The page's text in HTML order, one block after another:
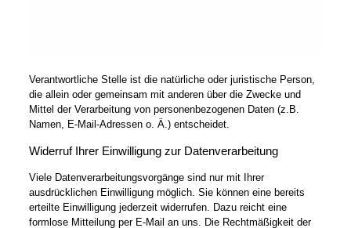
Verantwortliche Stelle ist die natürliche oder juristische Person,
die allein oder gemeinsam mit anderen über die Zwecke und
Mittel der Verarbeitung von personenbezogenen Daten (z.B.
Namen, E-Mail-Adressen o. Ä.) entscheidet.
Widerruf Ihrer Einwilligung zur Datenverarbeitung
Viele Datenverarbeitungsvorgänge sind nur mit Ihrer
ausdrücklichen Einwilligung möglich. Sie können eine bereits
erteilte Einwilligung jederzeit widerrufen. Dazu reicht eine
formlose Mitteilung per E-Mail an uns. Die Rechtmäßigkeit der